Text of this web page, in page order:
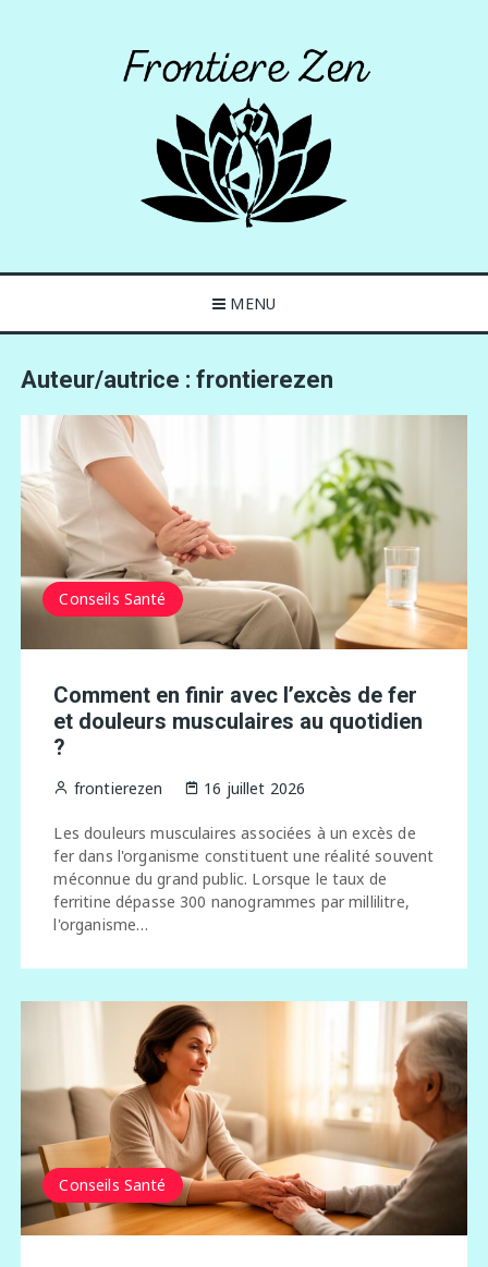
Frontierezen
MENU
Auteur/autrice :frontierezen
Conseils Santé
Comment en finir avec l’excès de fer
et douleurs musculaires au quotidien
?
frontierezen 16 juillet 2026
Les douleurs musculaires associées à un excès de
fer dans l'organisme constituent une réalité souvent
méconnue du grand public. Lorsque le taux de
ferritine dépasse 300 nanogrammes par millilitre,
l'organisme…
Conseils Santé